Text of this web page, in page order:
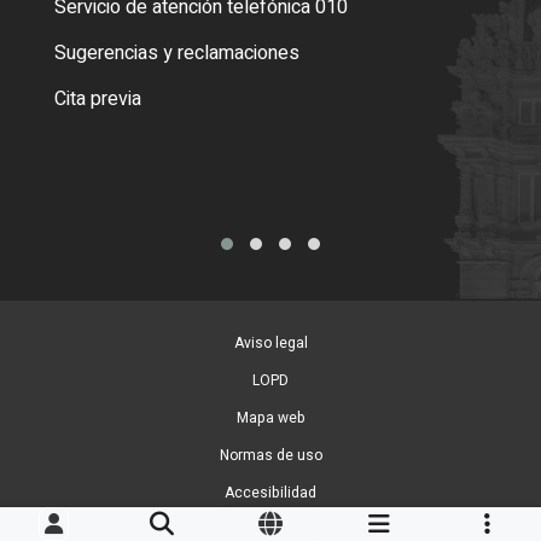
Servicio de atención telefónica 010
Sugerencias y reclamaciones
Cita previa
Aviso legal
LOPD
Mapa web
Normas de uso
Accesibilidad
Gestion de Cookies